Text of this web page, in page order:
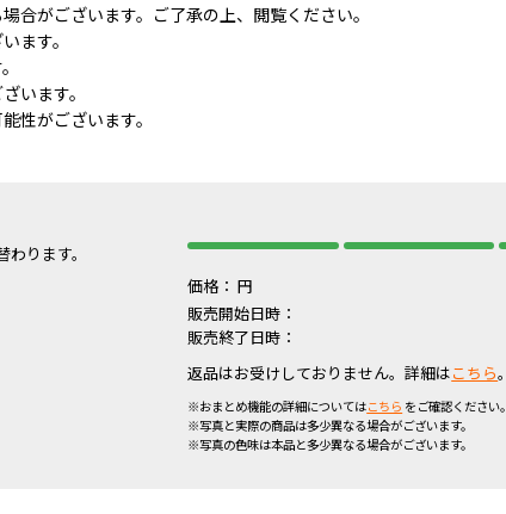
がございます。ご了承の上、閲覧ください。
ます。
います。
性がございます。
ります。
価格：円
販売開始日時：
販売終了日時：
返品はお受けしておりません。詳細はこちら。
※おまとめ機能の詳細についてはこちら をご確認ください。
※写真と実際の商品は多少異なる場合がございます。
※写真の色味は本品と多少異なる場合がございます。